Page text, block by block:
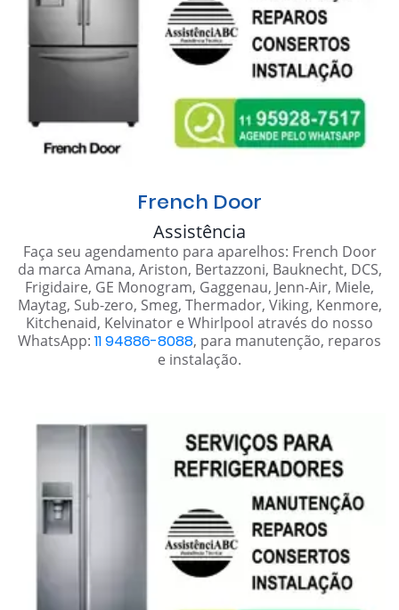
French Door
Assistência
Faça seu agendamento para aparelhos: French Door
da marca Amana, Ariston, Bertazzoni, Bauknecht, DCS,
Frigidaire, GE Monogram, Gaggenau, Jenn-Air, Miele,
Maytag, Sub-zero, Smeg, Thermador, Viking, Kenmore,
Kitchenaid, Kelvinator e Whirlpool através do nosso
WhatsApp: 11 94886-8088, para manutenção, reparos
e instalação.